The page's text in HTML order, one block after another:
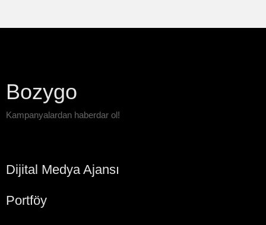
Bozygo
Kampanyalardan haberdar ol!
Dijital Medya Ajansı
Portföy